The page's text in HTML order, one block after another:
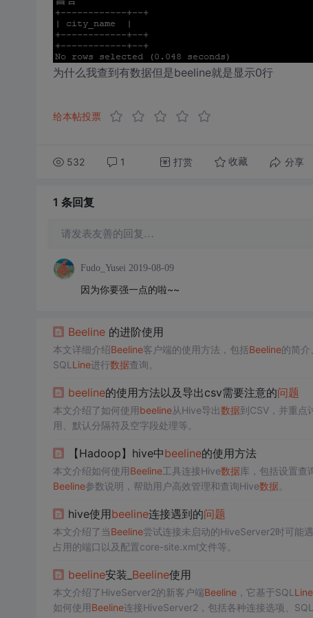
为什么我查到有数据但是beeline就是显示0行
给本帖投票
532 1 打赏 收藏 分享
1 条回复
请发表友善的回复…
Fudo_Yusei 2019-08-09
因为你要强一点的啦~~
Beeline的进阶使用
本文详细介绍Beeline客户端的使用方法，包括Beeline的简介
SQL Line进行数据查询。
beeline的使用方法以及导出csv需要注意的问题
本文介绍了如何使用beeline从Hive导出数据到CSV，并重点
用、默认分隔符及空字段处理等。
【Hadoop】hive中beeline的使用方法
本文介绍如何使用Beeline工具连接Hive数据库，包括设置查
Beeline参数说明，帮助用户高效管理和查询Hive数据。
hive使用beeline连接遇到的问题
本文介绍了当Beeline尝试连接未启动的HiveServer2时可能
占用的端口以及配置core-site.xml文件等。
beeline安装_ Beeline使用
本文介绍了HiveServer2的新客户端Beeline，它基于SQL Line
如何使用Beeline连接HiveServer2，包括各种连接选项、